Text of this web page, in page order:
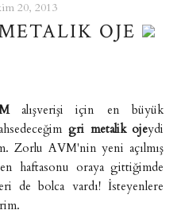
20, 2013
OJE
alışverişi için en büyük
gri metalik ojeydi
Zorlu AVM'nin yeni açılmış
haftasonu oraya gittiğimde
de bolca vardı! İsteyenlere